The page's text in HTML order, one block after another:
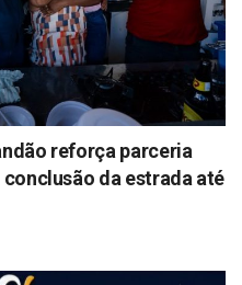
reforça parceria
da estrada até